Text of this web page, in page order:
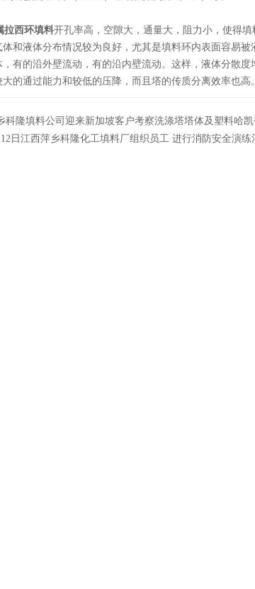
拉西环填料开孔率高，空隙大，通量大，阻力小，使得
体和液体分布情况较为良好，尤其是填料环内表面容易
，有的沿外壁流动，有的沿内壁流动。这样，液体分散
大的通过能力和较低的压降，而且塔的传质分离效率也高
科隆填料公司迎来新加坡客户考察洗涤塔塔体及塑料哈
12日江西萍乡科隆化工填料厂组织员工 进行消防安全演练